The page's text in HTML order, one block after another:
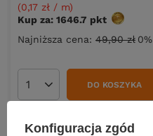
(0,17 zł / m)
Kup za: 1646.7 pkt punktów
Najniższa cena: 49,90 zł 0%
Ilość produktówDO KOSZYKA
Konfiguracja zgód